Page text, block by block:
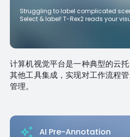
Struggling to label complicated
Select & label! T-Rex2 reads your
计算机视觉平台是一种典型的云
其他工具集成，实现对工作流程管
管理。
AI Pre-Annotation